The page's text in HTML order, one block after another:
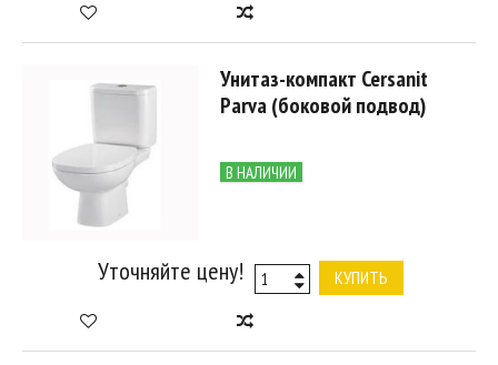
Унитаз-компакт Cersanit
Parva (боковой подвод)
В НАЛИЧИИ
Уточняйте цену! КУПИТЬ